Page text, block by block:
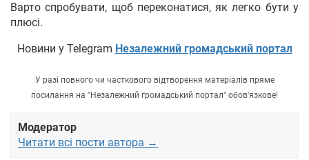
Варто спробувати, щоб переконатися, як легко бути у
плюсі.
Новини у Telegram Незалежний громадський портал
У разі повного чи часткового відтворення матеріалів пряме
посилання на "Незалежний громадський портал" обов'язкове!
Модератор
Читати всі пости автора →